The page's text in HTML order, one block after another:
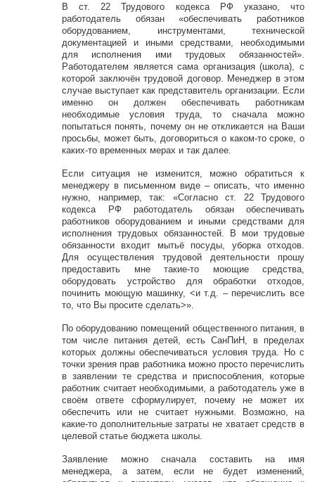
В ст. 22 Трудового кодекса РФ указано, что
работодатель обязан «обеспечивать работников
оборудованием, инструментами, технической
документацией и иными средствами, необходимыми
для исполнения ими трудовых обязанностей».
Работодателем является сама организация (школа), с
которой заключён трудовой договор. Менеджер в этом
случае выступает как представитель организации. Если
именно он должен обеспечивать работникам
необходимые условия труда, то сначала можно
попытаться понять, почему он не откликается на Ваши
просьбы, может быть, договориться о каком-то сроке, о
каких-то временных мерах и так далее.
Если ситуация не изменится, можно обратиться к
менеджеру в письменном виде – описать, что именно
нужно, например, так: «Согласно ст. 22 Трудового
кодекса РФ работодатель обязан обеспечивать
работников оборудованием и иными средствами для
исполнения трудовых обязанностей. В мои трудовые
обязанности входит мытьё посуды, уборка отходов.
Для осуществления трудовой деятельности прошу
предоставить мне такие-то моющие средства,
оборудовать устройство для обработки отходов,
починить моющую машинку, <и т.д. – перечислить все
то, что Вы просите сделать>».
По оборудованию помещений общественного питания, в
том числе питания детей, есть СанПиН, в пределах
которых должны обеспечиваться условия труда. Но с
точки зрения прав работника можно просто перечислить
в заявлении те средства и приспособления, которые
работник считает необходимыми, а работодатель уже в
своём ответе сформулирует, почему не может их
обеспечить или не считает нужными. Возможно, на
какие-то дополнительные затраты не хватает средств в
целевой статье бюджета школы.
Заявление можно сначала составить на имя
менеджера, а затем, если не будет изменений,